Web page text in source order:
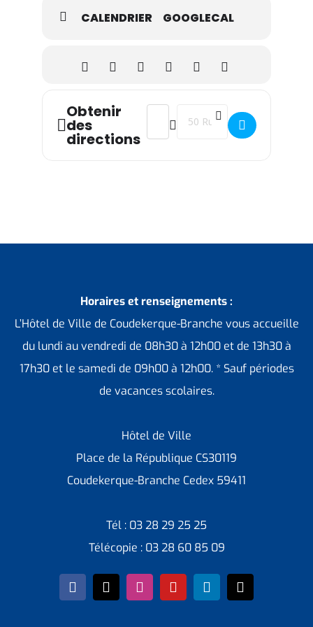
CALENDRIER GOOGLECAL
Obtenir
des
directions
Address - Initiation aux premiers
Destination Address -
Horaires et renseignements :
L’Hôtel de Ville de Coudekerque-Branche vous accueille
du lundi au vendredi de 08h30 à 12h00 et de 13h30 à
17h30 et le samedi de 09h00 à 12h00. * Sauf périodes
de vacances scolaires.
Hôtel de Ville
Place de la République CS30119
Coudekerque-Branche Cedex 59411
Tél : 03 28 29 25 25
Télécopie : 03 28 60 85 09